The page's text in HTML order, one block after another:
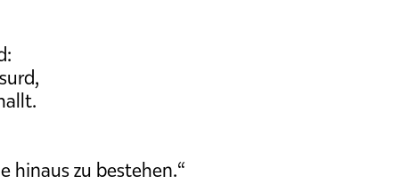
hinaus zu bestehen.“